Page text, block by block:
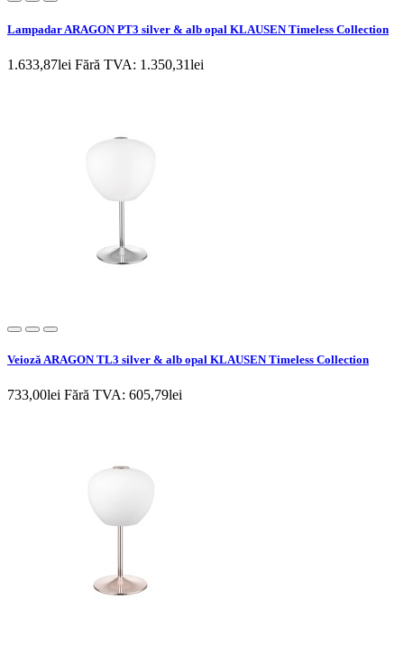
Lampadar ARAGON PT3 silver & alb opal KLAUSEN Timeless Collection
1.633,87lei Fără TVA: 1.350,31lei
Veioză ARAGON TL3 silver & alb opal KLAUSEN Timeless Collection
733,00lei Fără TVA: 605,79lei